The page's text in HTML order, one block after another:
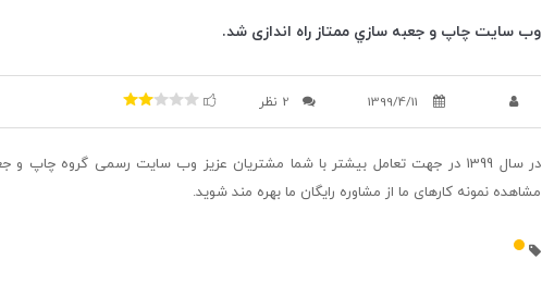
وب سایت چاپ و جعبه سازي ممتاز راه اندازی شد.
1399/4/11 2 نظر
در سال 1399 در جهت تعامل بیشتر با شما مشتریان عزیز وب سایت رسمی گروه چاپ
مشاهده نمونه کارهای ما از مشاوره رایگان ما بهره مند شوید.